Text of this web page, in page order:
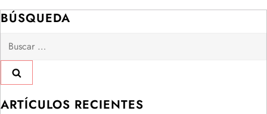
g
a
c
i
BÚSQUEDA
Buscar:
ARTÍCULOS RECIENTES